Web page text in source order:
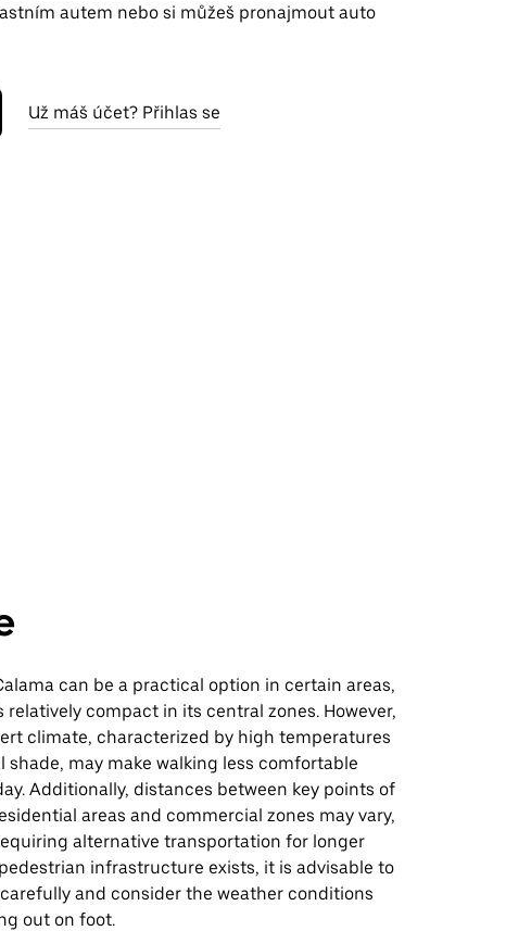
autem nebo si můžeš pronajmout auto
Už máš účet? Přihlas se
can be a practical option in certain areas,
relatively compact in its central zones. However,
climate, characterized by high temperatures
shade, may make walking less comfortable
Additionally, distances between key points of
areas and commercial zones may vary,
alternative transportation for longer
infrastructure exists, it is advisable to
and consider the weather conditions
out on foot.